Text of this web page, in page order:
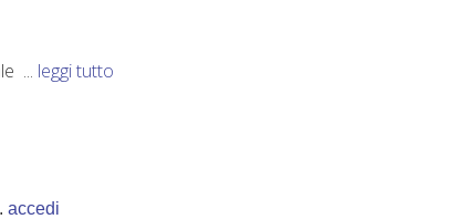
... leggi tutto
accedi